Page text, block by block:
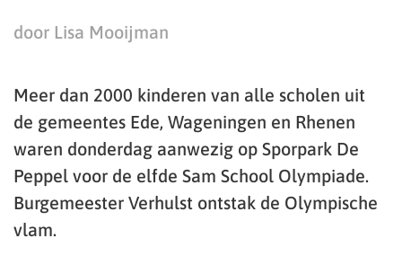
door Lisa Mooijman
Meer dan 2000 kinderen van alle scholen uit
de gemeentes Ede, Wageningen en Rhenen
waren donderdag aanwezig op Sporpark De
Peppel voor de elfde Sam School Olympiade.
Burgemeester Verhulst ontstak de Olympische
vlam.